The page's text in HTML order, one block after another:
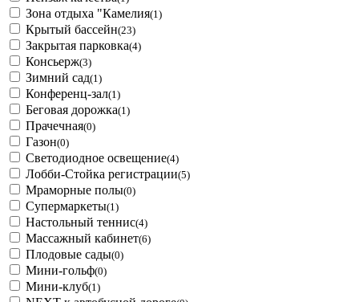
Зона отдыха "Камелия(1)
Крытый бассейн(23)
Закрытая парковка(4)
Консьерж(3)
Зимний сад(1)
Конференц-зал(1)
Беговая дорожка(1)
Прачечная(0)
Газон(0)
Светодиодное освещение(4)
Лобби-Стойка регистрации(5)
Мраморные полы(0)
Супермаркеты(1)
Настольный теннис(4)
Массажный кабинет(6)
Плодовые сады(0)
Мини-гольф(0)
Мини-клуб(1)